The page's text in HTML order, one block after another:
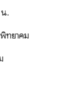
น.
ทยาคม